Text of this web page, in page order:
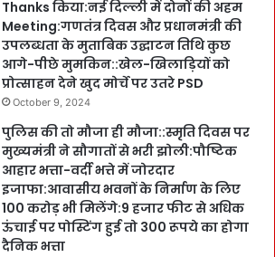
Thanks किया:नई दिल्ली में दोनों की अहम
Meeting:गणतंत्र दिवस और प्रधानमंत्री की
उपलब्धता के मुताबिक उद्घाटन तिथि कुछ
आगे-पीछे मुमकिन::खेल-खिलाड़ियों को
प्रोत्साहन देने खुद मोर्चे पर उतरे PSD
October 9, 2024
पुलिस की तो मौजा ही मौजा::स्मृति दिवस पर
मुख्यमंत्री ने सौगातों से भरी झोली:पौष्टिक
आहार भत्ता-वर्दी भत्ते में जोरदार
इजाफा:आवासीय भवनों के निर्माण के लिए
100 करोड़ भी मिलेंगे:9 हजार फीट से अधिक
ऊंचाई पर पोस्टिंग हुई तो 300 रूपये का होगा
दैनिक भत्ता